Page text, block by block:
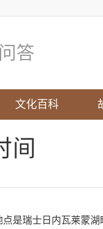
答
文化百科
间
是瑞士日内瓦莱蒙